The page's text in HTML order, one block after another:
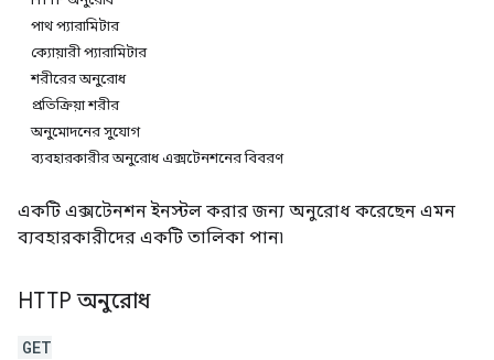
পাথ প্যারামিটার
ক্যোয়ারী প্যারামিটার
শরীরের অনুরোধ
প্রতিক্রিয়া শরীর
অনুমোদনের সুযোগ
ব্যবহারকারীর অনুরোধ এক্সটেনশনের বিবরণ
একটি এক্সটেনশন ইনস্টল করার জন্য অনুরোধ করেছেন এমন
ব্যবহারকারীদের একটি তালিকা পান৷
HTTP অনুরোধ
GET